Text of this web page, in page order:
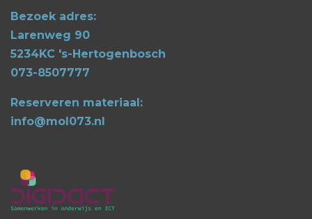
Bezoek adres:
Larenweg 90
5234KC 's-Hertogenbosch
073-8507777
Reserveren materiaal:
info@mol073.nl